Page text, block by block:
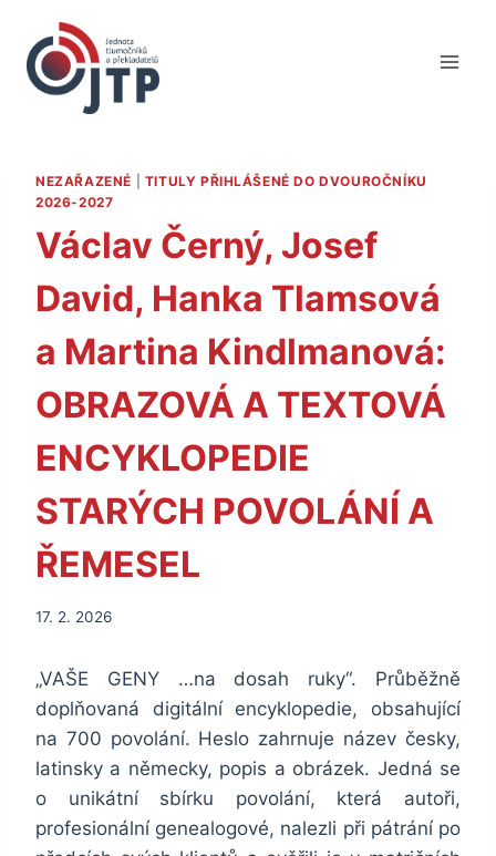
obsah
NEZAŘAZENÉ
TITULY PŘIHLÁŠENÉ DO DVOUROČNÍKU
2026-2027
Václav Černý, Josef
David, Hanka Tlamsová
a Martina Kindlmanová:
OBRAZOVÁ A TEXTOVÁ
ENCYKLOPEDIE
STARÝCH POVOLÁNÍ A
ŘEMESEL
17. 2. 2026
„VAŠE GENY …na dosah ruky“. Průběžně
doplňovaná digitální encyklopedie, obsahující
na 700 povolání. Heslo zahrnuje název česky,
latinsky a německy, popis a obrázek. Jedná se
o unikátní sbírku povolání, která autoři,
profesionální genealogové, nalezli při pátrání po